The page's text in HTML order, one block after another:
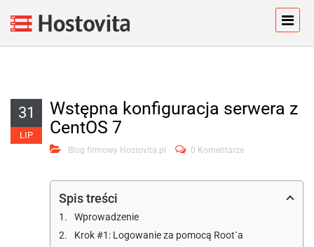
31
LIP
Wstępna konfiguracja serwera z
CentOS 7
Blog firmowy Hostovita.pl 0 Komentarze
Spis treści
Wprowadzenie
Krok #1: Logowanie za pomocą Root`a